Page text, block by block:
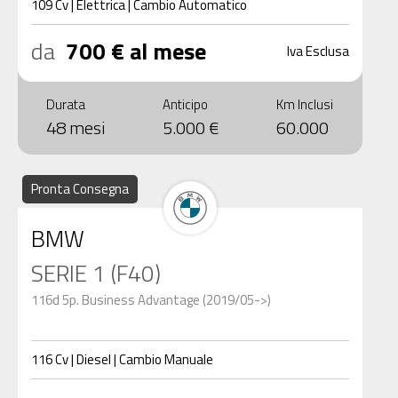
109Cv Elettrica CambioAutomatico
da 700 € al mese Iva Esclusa
Durata
48 mesi
Anticipo
5.000 €
Km Inclusi
60.000
Pronta Consegna
BMW
SERIE 1 (F40)
116d 5p. Business Advantage (2019/05->)
116Cv|Diesel|CambioManuale